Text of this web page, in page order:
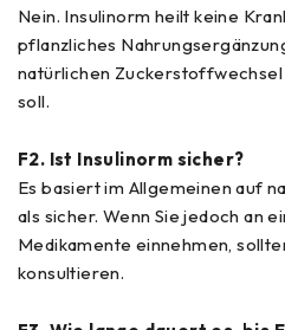
Nein. Insulinorm heilt keine
pflanzliches
natürlichen
soll.
F2. Ist Insulinorm sicher?
Es basiert im Allgemeinen auf
als sicher. Wenn Sie jedoch an
Medikamente einnehmen,
konsultieren.